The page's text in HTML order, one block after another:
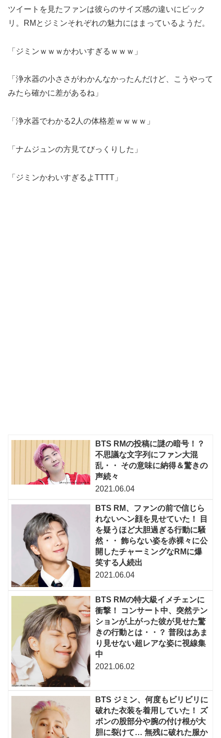
ツイートを見たファンは彼らのサイズ感の違いにビック
リ。RMとジミンそれぞれの魅力にはまっているようだ。
「ジミンｗｗｗかわいすぎるｗｗｗ」
「浄水器の小ささがわかんなかったんだけど、こうやって
みたら確かに差があるね」
「浄水器でわかる2人の体格差ｗｗｗｗ」
「ナムジュンの方見てびっくりした」
「ジミンかわいすぎるよTTTT」
BTS RMの投稿に謎の暗号！？
不思議な文字列にファン大混
乱・・ その意味に納得＆驚きの
声続々
2021.06.04
BTS RM、ファンの前で信じら
れないヘン顔を見せていた！ 目
を疑うほど大胆過ぎる行動に騒
然・・ 飾らない姿を赤裸々に公
開したチャーミングなRMに爆
笑する人続出
2021.06.04
BTS RMの特大級イメチェンに
衝撃！ コンサート中、突然テン
ションが上がった彼が見せた驚
きの行動とは・・？ 普段はあま
り見せない超レアな姿に視線集
中
2021.06.02
BTS ジミン、何度もビリビリに
破れた衣装を着用していた！ ズ
ボンの股部分や腕の付け根が大
胆に裂けて… 無残に破れた服か